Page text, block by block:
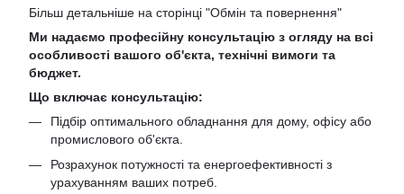
Більш детальніше на сторінці "Обмін та повернення"
Ми надаємо професійну консультацію з огляду на всі
особливості вашого об'єкта, технічні вимоги та
бюджет.
Що включає консультацію:
Підбір оптимального обладнання для дому, офісу або
промислового об'єкта.
Розрахунок потужності та енергоефективності з
урахуванням ваших потреб.